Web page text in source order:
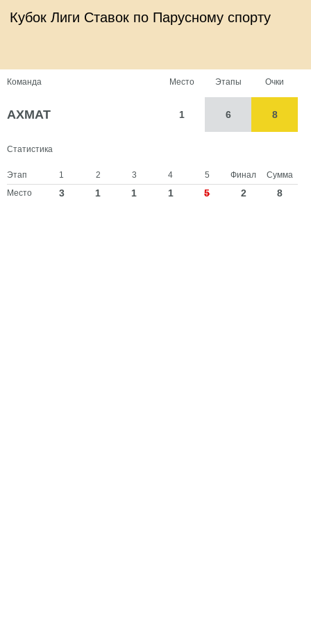
Кубок Лиги Ставок по Парусному спорту
Команда Место Этапы Очки
АХМАТ 1 6 8
Статистика
Этап 1 2 3 4 5 Финал
Сумма
Место
3 1 1 1 5 2 8